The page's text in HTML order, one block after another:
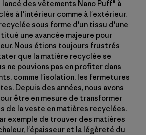
lancé des vêtements Nano Puff® à
à l'intérieur comme à l'extérieur.
sous forme d'un tissu d'une
une avancée majeure pour
Nous étions toujours frustrés
que la matière recyclée se
ne pouvions pas en profiter dans
comme l'isolation, les fermetures
Depuis des années, nous avons
être en mesure de transformer
de la veste en matières recyclées.
exemple de trouver des matières
l'épaisseur et la légèreté du